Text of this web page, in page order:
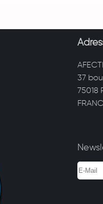
AFECTI
37
75018